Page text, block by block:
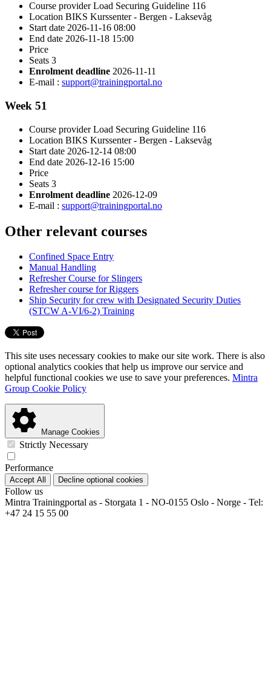
Course providerLoad Securing Guideline 116
Location BIKS Kurssenter - Bergen - Laksevåg
Start date 2026-11-16 08:00
End date 2026-11-18 15:00
Price
Seats 3
Enrolment deadline 2026-11-11
E-mail : support@trainingportal.no
Week 51
Course providerLoad Securing Guideline 116
Location BIKS Kurssenter - Bergen - Laksevåg
Start date 2026-12-14 08:00
End date 2026-12-16 15:00
Price
Seats 3
Enrolment deadline 2026-12-09
E-mail : support@trainingportal.no
Other relevant courses
Confined Space Entry
Manual Handling
Refresher Course for Slingers
Refresher course for Riggers
Ship Security for crew with Designated Security Duties
(STCW A-VI/6-2) Training
This site uses necessary cookies to make our site work. There is also
optional analytics cookies that help us improve our service and
helpful functional cookies we use to save your preferences. Mintra
Group Cookie Policy
Manage Cookies
Strictly Necessary
Performance
Accept All Decline optional cookies
Follow us
Mintra Trainingportal as - Storgata 1 - NO-0155 Oslo - Norge - Tel:
+47 24 15 55 00